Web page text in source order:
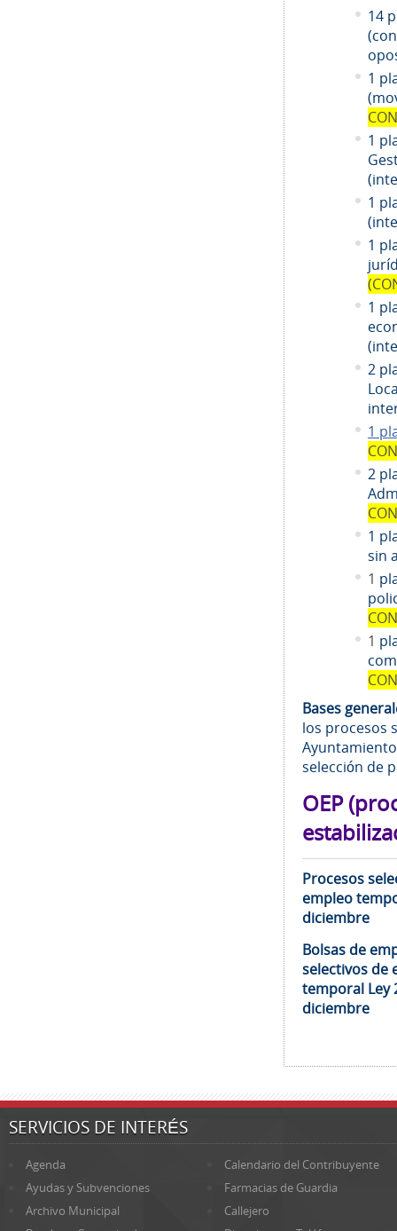
14
1
1
1
1
1
2
1
2
1
sin
1
1
Bases
los procesos
selección de
OEP
Procesos
empleo
diciembre
Bolsas de
selectivos de
temporal Ley
diciembre
SERVICIOS DE INTERÉS
Agenda
Calendario del Contribuyente
Ayudas y Subvenciones
Farmacias de Guardia
Archivo Municipal
Callejero